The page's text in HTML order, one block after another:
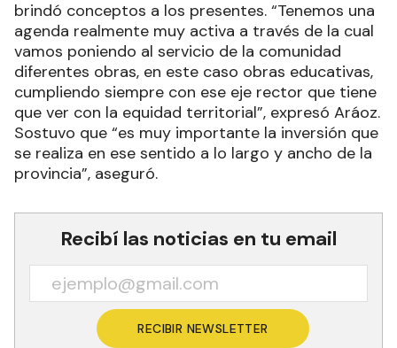
brindó conceptos a los presentes. “Tenemos una
agenda realmente muy activa a través de la cual
vamos poniendo al servicio de la comunidad
diferentes obras, en este caso obras educativas,
cumpliendo siempre con ese eje rector que tiene
que ver con la equidad territorial”, expresó Aráoz.
Sostuvo que “es muy importante la inversión que
se realiza en ese sentido a lo largo y ancho de la
provincia”, aseguró.
Recibí las noticias en tu email
RECIBIR NEWSLETTER